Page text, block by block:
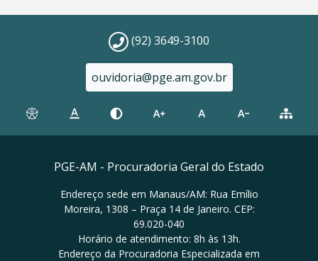
(92) 3649-3100
ouvidoria@pge.am.gov.br
PGE-AM - Procuradoria Geral do Estado
Endereço sede em Manaus/AM: Rua Emílio
Moreira, 1308 – Praça 14 de Janeiro. CEP:
69.020-040
Horário de atendimento: 8h às 13h.
Endereço da Procuradoria Especializada em